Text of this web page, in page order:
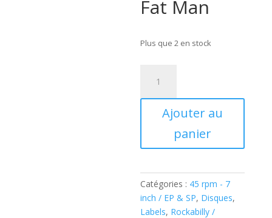
Fat Man
Plus que 2 en stock
MYRON
Vinyl
-
7"
Ajouter au
panier
Catégories : 45 rpm - 7
inch / EP & SP, Disques,
Labels, Rockabilly /